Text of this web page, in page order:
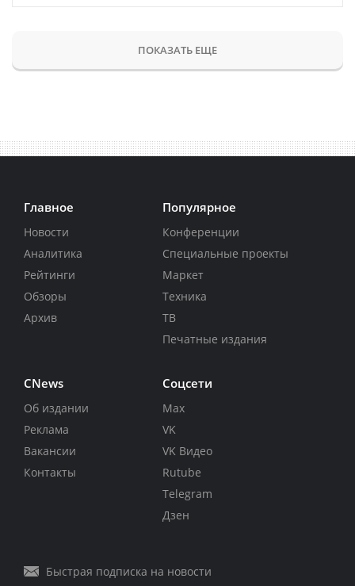
ПОКАЗАТЬ ЕЩЕ
Главное
Новости
Аналитика
Рейтинги
Обзоры
Архив
Популярное
Конференции
Специальные проекты
Маркет
Техника
ТВ
Печатные издания
CNews
Об издании
Реклама
Вакансии
Контакты
Соцсети
Max
VK
VK Видео
Rutube
Telegram
Дзен
Быстрая подписка на новости